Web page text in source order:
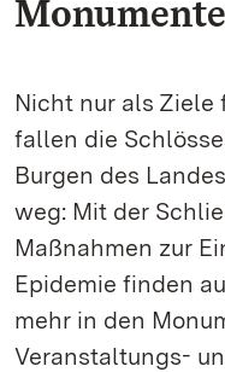
Nicht nur als Ziele
fallen die
Burgen des
weg: Mit der
Maßnahmen zur
Epidemie finden
mehr in den
Veranstaltungs-